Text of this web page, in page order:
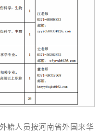
籍人员按河南省外国来华